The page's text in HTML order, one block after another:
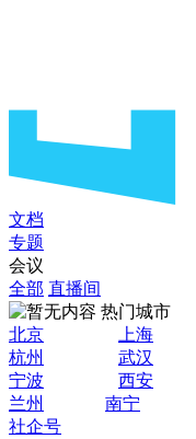
文档
专题
会议
全部 直播间
热门城市
北京
上海
杭州
武汉
宁波
西安
兰州
南宁
社企号